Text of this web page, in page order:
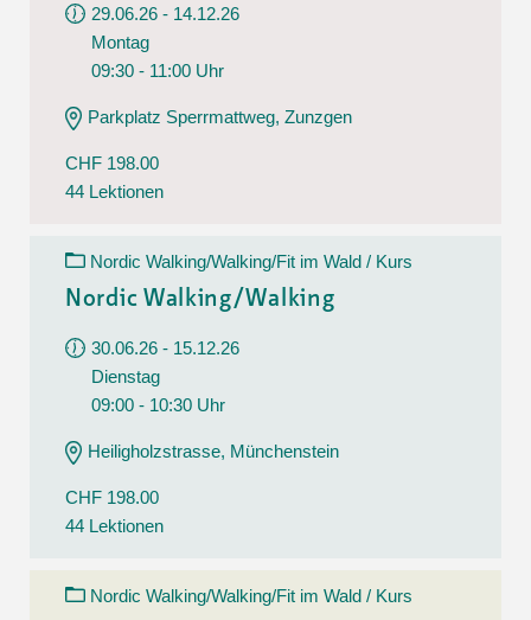
29.06.26 - 14.12.26
Montag
09:30 - 11:00 Uhr
Parkplatz Sperrmattweg, Zunzgen
CHF 198.00
44 Lektionen
Nordic Walking/Walking/Fit im Wald / Kurs
Nordic Walking/Walking
30.06.26 - 15.12.26
Dienstag
09:00 - 10:30 Uhr
Heiligholzstrasse, Münchenstein
CHF 198.00
44 Lektionen
Nordic Walking/Walking/Fit im Wald / Kurs